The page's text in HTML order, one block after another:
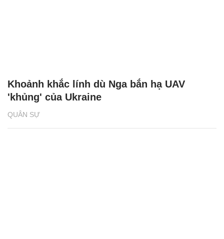
QUÂN SỰ
Khoảnh khắc lính dù Nga bắn hạ UAV
'khủng' của Ukraine